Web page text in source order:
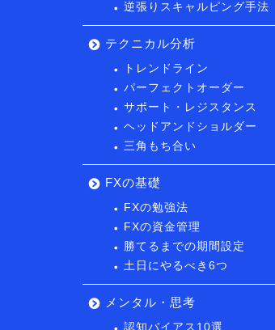
逆張りスキャルピング手法
テクニカル分析
トレンドライン
パーフェクトオーダー
サポート・レジスタンス
ヘッドアンドショルダー
三角もち合い
FXの基礎
FXの勉強法
FXの資金管理
勝てるまでの期間設定
土日にやるべき6つ
メンタル・思考
認知バイアス10選